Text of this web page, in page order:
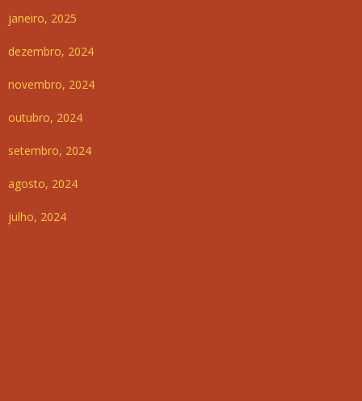
janeiro, 2025
dezembro, 2024
novembro, 2024
outubro, 2024
setembro, 2024
agosto, 2024
julho, 2024